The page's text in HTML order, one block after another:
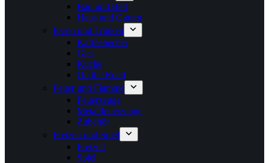
Bad und Bett
Haus und Garten
Essen und Trinken
Kaffeebecher
Glas
Küche
On the Road
Feuer und Flamme
Feuerzeuge
Metallfeuerzeuge
Zubehör
Freizeit und Spiel
Freizeit
Spiel